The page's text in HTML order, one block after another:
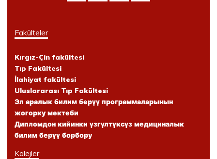
Fakülteler
Kırgız-Çin fakültesi
Tıp Fakültesi
İlahiyat fakültesi
Uluslararası Tıp Fakültesi
Эл аралык билим берүү программаларынын
жогорку мектеби
Дипломдон кийинки үзгүлтүксүз медициналык
билим берүү борбору
Kolejler